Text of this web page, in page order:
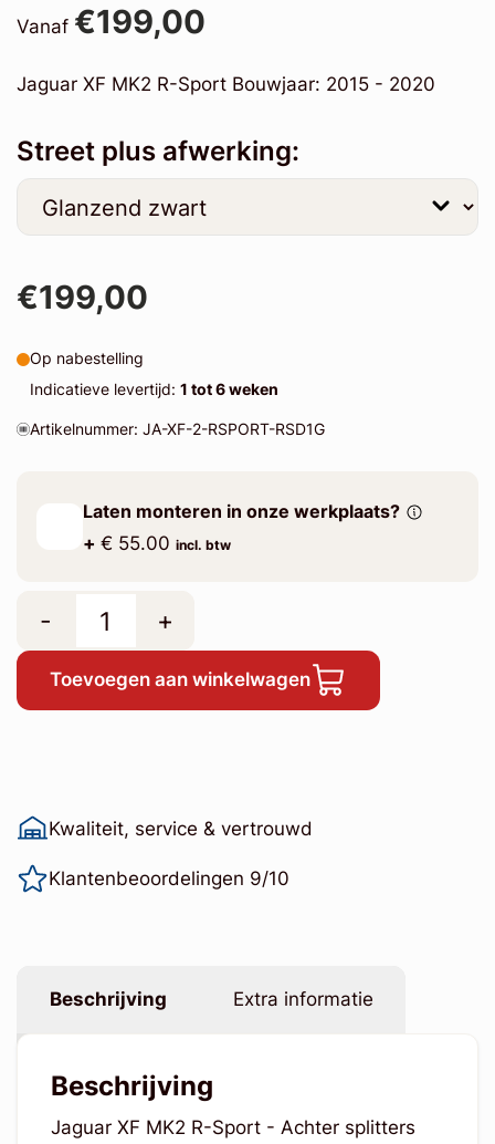
Vanaf €199,00
Jaguar XF MK2 R-Sport Bouwjaar: 2015 - 2020
Street plus afwerking:
€199,00
Op nabestelling
Indicatieve levertijd: 1 tot 6 weken
Artikelnummer: JA-XF-2-RSPORT-RSD1G
Laten monteren in onze werkplaats?
+ € 55.00 incl. btw
- +
Toevoegen aan winkelwagen
Kwaliteit, service & vertrouwd
Klantenbeoordelingen 9/10
Beschrijving Extra informatie
Beschrijving
Jaguar XF MK2 R-Sport - Achter splitters